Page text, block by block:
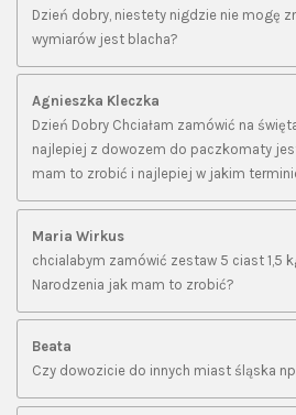
Dzień dobry, niestety nigdzie nie mogę
wymiarów jest blacha?
Agnieszka Kleczka
Dzień Dobry Chciałam zamówić na
najlepiej z dowozem do paczkomaty
mam to zrobić i najlepiej w jakim
Maria Wirkus
chcialabym zamówić zestaw 5 ciast 1,5
Narodzenia jak mam to zrobić?
Beata
Czy dowozicie do innych miast śląska